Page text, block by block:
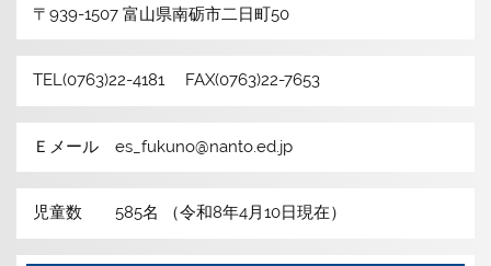
〒939-1507 富山県南砺市二日町50
TEL(0763)22-4181 FAX(0763)22-7653
Ｅメール es_fukuno@nanto.ed.jp
児童数 585名 （令和8年4月10日現在）